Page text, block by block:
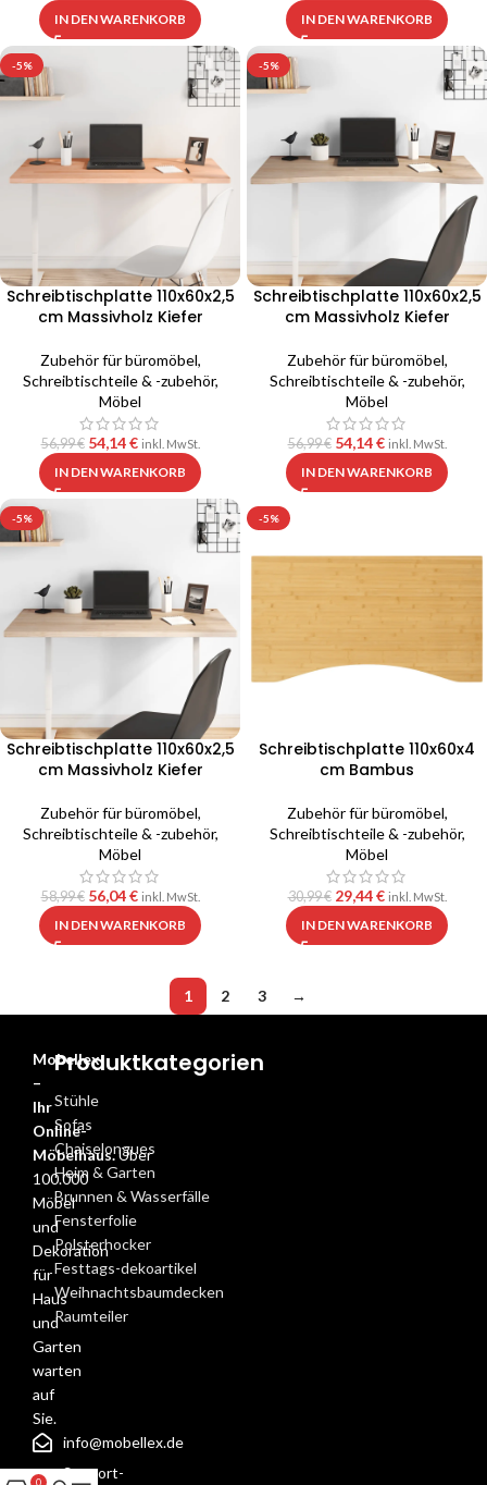
IN DEN WARENKORB IN DEN WARENKORB
-5%
Schreibtischplatte 110x60x2,5
cm Massivholz Kiefer
Zubehör für büromöbel,
Schreibtischteile & -zubehör,
Möbel
56,99€ 54,14€ inkl. MwSt.
IN DEN WARENKORB
-5%
Schreibtischplatte 110x60x2,5
cm Massivholz Kiefer
Zubehör für büromöbel,
Schreibtischteile & -zubehör,
Möbel
56,99€ 54,14€ inkl. MwSt.
IN DEN WARENKORB
-5%
Schreibtischplatte 110x60x2,5
cm Massivholz Kiefer
Zubehör für büromöbel,
Schreibtischteile & -zubehör,
Möbel
58,99€ 56,04€ inkl. MwSt.
IN DEN WARENKORB
-5%
Schreibtischplatte 110x60x4
cm Bambus
Zubehör für büromöbel,
Schreibtischteile & -zubehör,
Möbel
30,99€ 29,44€ inkl. MwSt.
IN DEN WARENKORB
1 2 3 →
Mobellex
–
Ihr
Online-
Möbelhaus.Über
100.000
Möbel
und
Dekoration
für
Haus
und
Garten
warten
auf
Sie.
info@mobellex.de
Support-
Produktkategorien
Stühle
Sofas
Chaiselongues
Heim & Garten
Brunnen & Wasserfälle
Fensterfolie
Polsterhocker
Festtags-dekoartikel
Weihnachtsbaumdecken
Raumteiler
0